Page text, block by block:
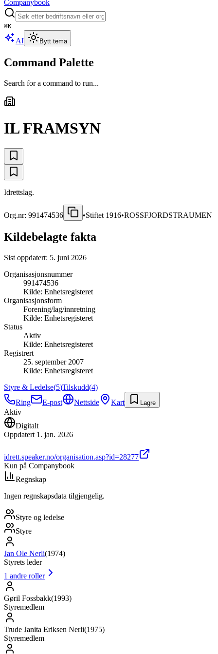
Companybook
⌘K
AI Bytt tema
Command Palette
Search for a command to run...
IL FRAMSYN
Idrettslag.
Org.nr: 991474536 •Stiftet 1916•ROSSFJORDSTRAUMEN
Kildebelagte fakta
Sist oppdatert: 5. juni 2026
Organisasjonsnummer
991474536
Kilde: Enhetsregisteret
Organisasjonsform
Forening/lag/innretning
Kilde: Enhetsregisteret
Status
Aktiv
Kilde: Enhetsregisteret
Registrert
25. september 2007
Kilde: Enhetsregisteret
Styre & Ledelse(5)Tilskudd(4)
Ring
E-post Nettside Kart Lagre
Aktiv
Digitalt
Oppdatert 1. jan. 2026
idrett.speaker.no/organisation.asp?id=28277
Kun på Companybook
Regnskap
Ingen regnskapsdata tilgjengelig.
Styre og ledelse
Styre
Jan Ole Nerli(1974)
Styrets leder
1 andre roller
Gøril Fossbakk(1993)
Styremedlem
Trude Janita Eriksen Nerli(1975)
Styremedlem